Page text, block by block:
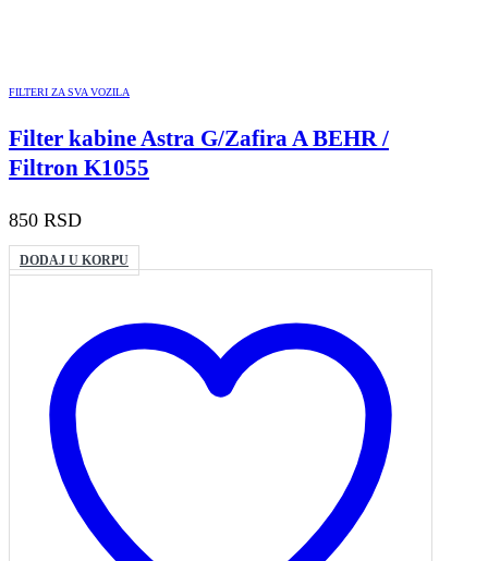
FILTERI ZA SVA VOZILA
Filter kabine Astra G/Zafira A BEHR /
Filtron K1055
850 RSD
DODAJ U KORPU